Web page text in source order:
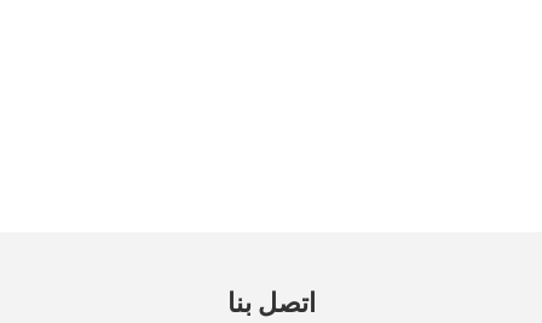
اتصل بنا